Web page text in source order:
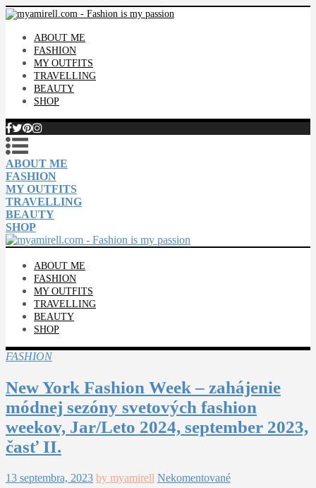
ABOUT ME
FASHION
MY OUTFITS
TRAVELLING
BEAUTY
SHOP
ABOUT ME
FASHION
MY OUTFITS
TRAVELLING
BEAUTY
SHOP
ABOUT ME
FASHION
MY OUTFITS
TRAVELLING
BEAUTY
SHOP
FASHION
New York Fashion Week – zahájenie
módnej sezóny svetových fashion
weekov, Jar/Leto 2024, september 2023,
časť II.
13 septembra, 2023 by myamirell Nekomentované